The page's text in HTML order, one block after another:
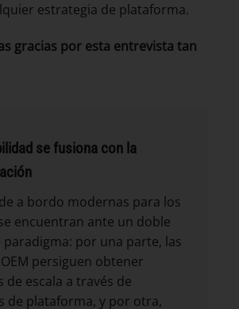
estrategia de plataforma.
gracias por esta entrevista tan
se fusiona con la
a bordo modernas para los
encuentran ante un doble
paradigma: por una parte, las
persiguen obtener
de escala a través de
de plataforma, y por otra,